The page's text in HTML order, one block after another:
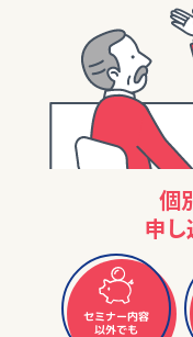
個
申し
セミナー内容
以外でも